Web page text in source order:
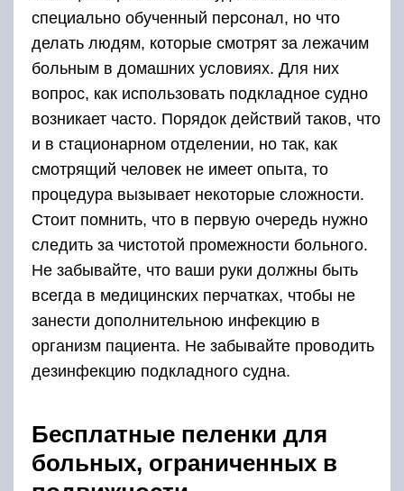
специально обученный персонал, но что
делать людям, которые смотрят за лежачим
больным в домашних условиях. Для них
вопрос, как использовать подкладное судно
возникает часто. Порядок действий таков, что
и в стационарном отделении, но так, как
смотрящий человек не имеет опыта, то
процедура вызывает некоторые сложности.
Стоит помнить, что в первую очередь нужно
следить за чистотой промежности больного.
Не забывайте, что ваши руки должны быть
всегда в медицинских перчатках, чтобы не
занести дополнительною инфекцию в
организм пациента. Не забывайте проводить
дезинфекцию подкладного судна.
Бесплатные пеленки для
больных, ограниченных в